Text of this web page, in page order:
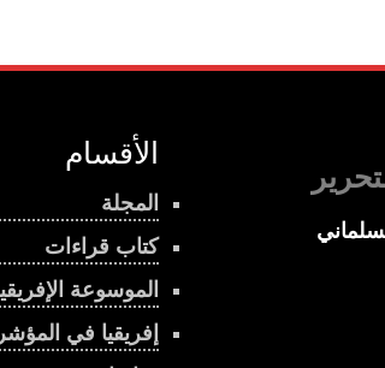
الأقسام
المجلة
كتاب قراءات
الموسوعة
إفريقيا في